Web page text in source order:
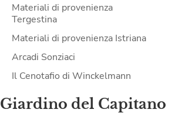
Materiali di provenienza
Tergestina
Materiali di provenienza Istriana
Arcadi Sonziaci
Il Cenotafio di Winckelmann
Giardino del Capitano